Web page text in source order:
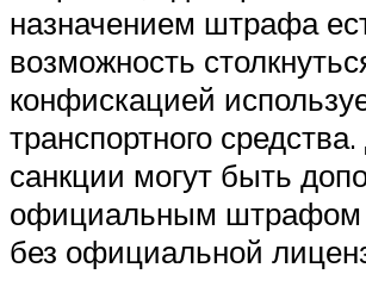
назначением штрафа
возможность
конфискацией
транспортного
санкции могут быть
официальным штрафом
без официальной